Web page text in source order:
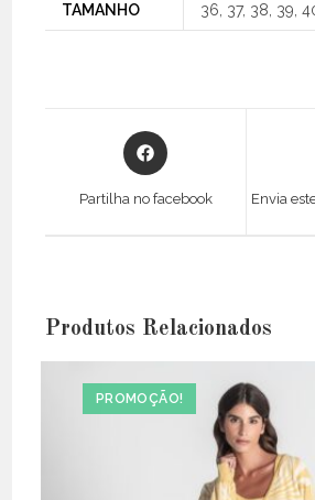
TAMANHO 36, 37, 38, 39,
Opens
in
Partilha no facebook Envia
Produtos Relacionados
PROMOÇÃO!